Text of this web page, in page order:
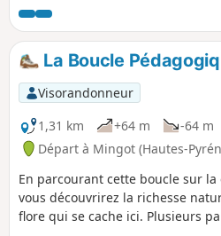
petit village de Tillac saura vous
La Boucle
Visorandonneur
1,31 km
+64 m -64 m
Départ à Mingot (Hautes-
En parcourant cette boucle sur
vous découvrirez la richesse
flore qui se cache ici. Plusieurs